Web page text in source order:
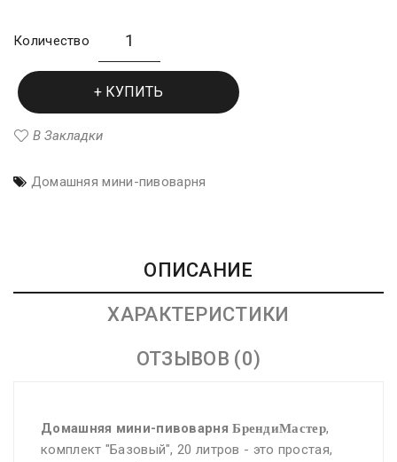
Количество
КУПИТЬ
В Закладки
Домашняя мини-пивоварня
ОПИСАНИЕ
ХАРАКТЕРИСТИКИ
ОТЗЫВОВ (0)
Домашняя мини-пивоварняБрендиМастер,
комплект "Базовый", 20 литров - это простая,